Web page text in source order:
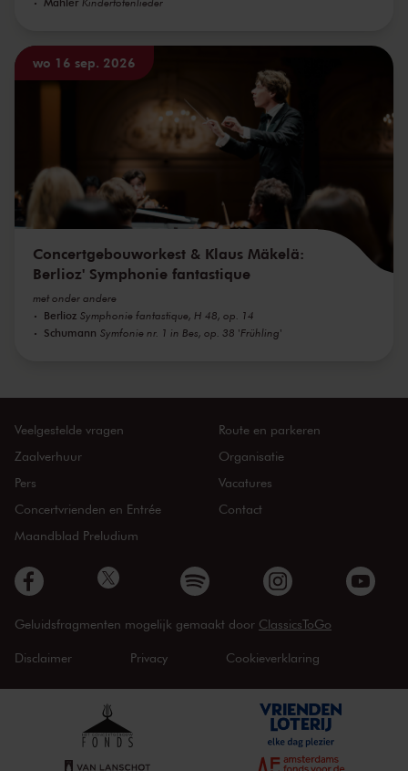
wo 16 sep. 2026
Concertgebouworkest & Klaus Mäkelä:
Berlioz' Symphonie fantastique
met onder andere
Berlioz Symphonie fantastique, H 48, op. 14
Schumann Symfonie nr. 1 in Bes, op. 38 'Frühling'
Veelgestelde vragen
Zaalverhuur
Pers
Concertvrienden en Entrée
Maandblad Preludium
Route en parkeren
Organisatie
Vacatures
Contact
Geluidsfragmenten mogelijk gemaakt door ClassicsToGo
Disclaimer Privacy Cookieverklaring